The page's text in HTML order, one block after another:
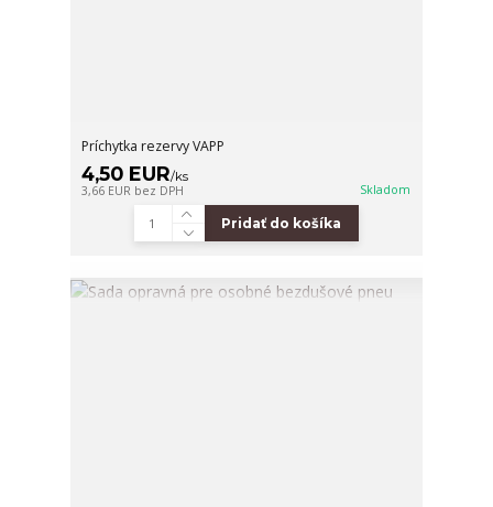
Príchytka rezervy VAPP
4,50 EUR/ks
3,66 EUR bez DPH Skladom
Pridať do košíka